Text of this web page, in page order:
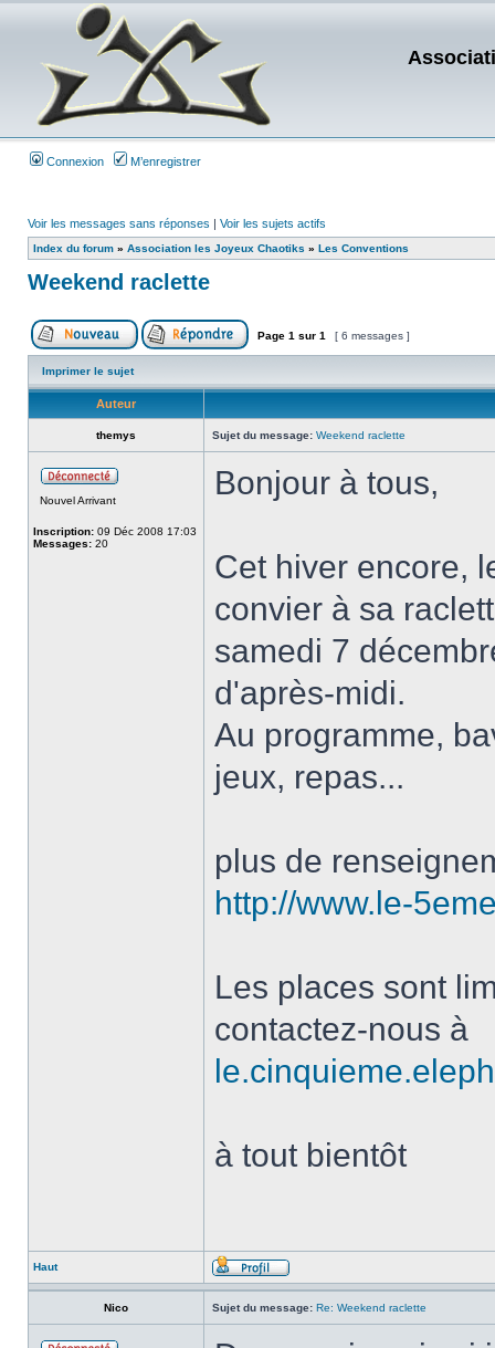
Connexion M’enregistrer
Voir les messages sans réponses | Voir les sujets actifs
Index du forum » Association les Joyeux Chaotiks » Les Conventions
Weekend raclette
Page 1 sur 1 [ 6 messages ]
Imprimer le sujet
Auteur
themys Sujet du message: Weekend raclette
Nouvel Arrivant
Inscription: 09 Déc 2008 17:03
Messages: 20
Bonjour à tous,
Cet hiver encore,
convier à sa
samedi 7
d'après-midi.
Au programme,
jeux, repas...
plus de
http://www.le-
Les places sont
contactez-nous à
à tout bientôt
Haut
Nico Sujet du message: Re: Weekend raclette